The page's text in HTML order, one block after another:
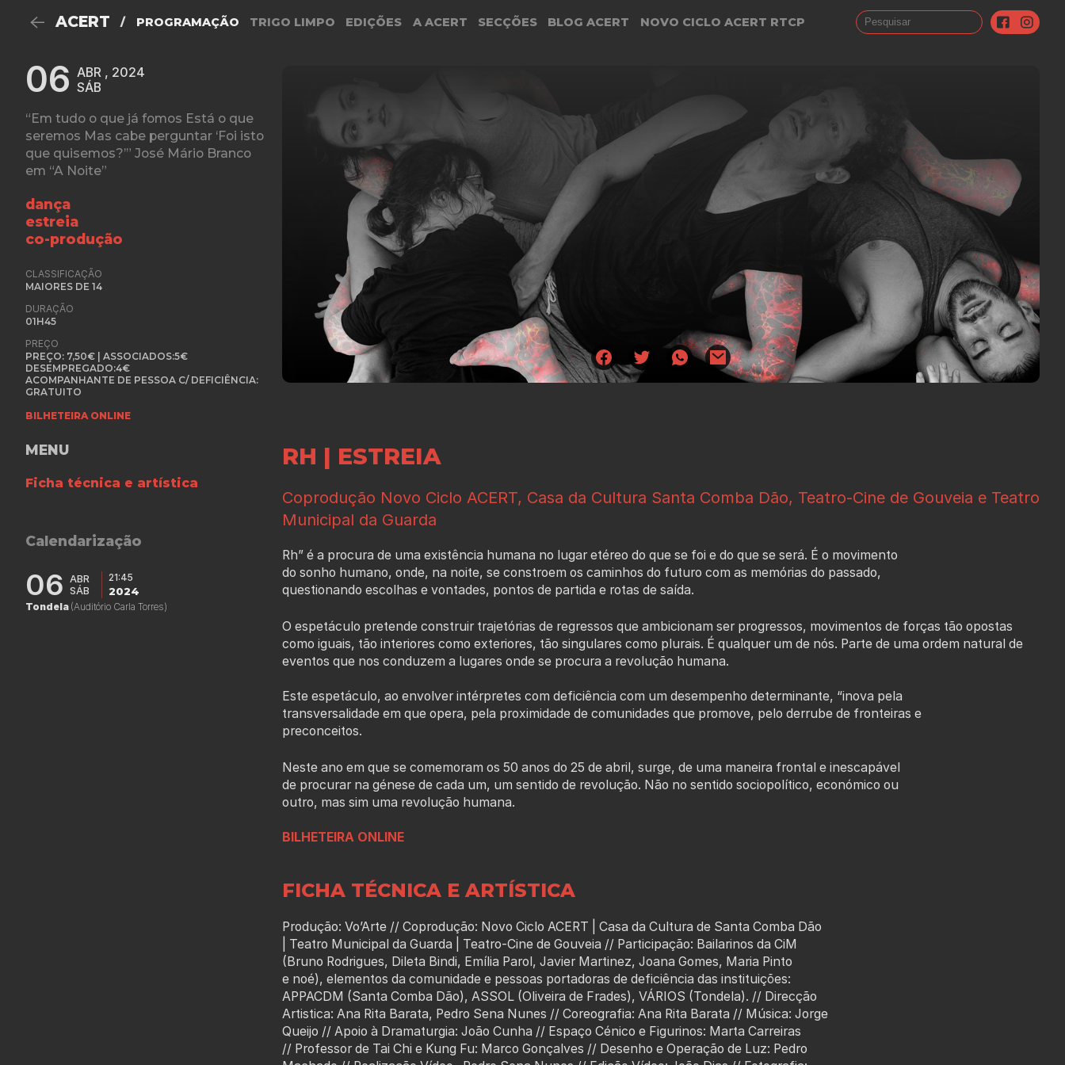
ACERT / PROGRAMAÇÃO TRIGO LIMPO EDIÇÕES A ACERT SECÇÕES BLOG ACERT NOVO CICLO ACERT RTCP
06 ABR , 2024
SÁB
“Em tudo o que já fomos Está o que
seremos Mas cabe perguntar ‘Foi isto
que quisemos?’” José Mário Branco
em “A Noite”
dança
estreia
co-produção
CLASSIFICAÇÃO
MAIORES DE 14
DURAÇÃO
01H45
PREÇO
PREÇO: 7,50€ | ASSOCIADOS:5€
DESEMPREGADO:4€
ACOMPANHANTE DE PESSOA C/ DEFICIÊNCIA:
GRATUITO
BILHETEIRA ONLINE
MENU
Ficha técnica e artística
Calendarização
06 ABR
SÁB
21:45
2024
Tondela (Auditório Carla Torres)
RH | ESTREIA
Coprodução Novo Ciclo ACERT, Casa da Cultura Santa Comba Dão, Teatro-Cine de Gouveia e Teatro
Municipal da Guarda
Rh” é a procura de uma existência humana no lugar etéreo do que se foi e do que se será. É o movimento
do sonho humano, onde, na noite, se constroem os caminhos do futuro com as memórias do passado,
questionando escolhas e vontades, pontos de partida e rotas de saída.
O espetáculo pretende construir trajetórias de regressos que ambicionam ser progressos, movimentos de forças tão opostas
como iguais, tão interiores como exteriores, tão singulares como plurais. É qualquer um de nós. Parte de uma ordem natural de
eventos que nos conduzem a lugares onde se procura a revolução humana.
Este espetáculo, ao envolver intérpretes com deficiência com um desempenho determinante, “inova pela
transversalidade em que opera, pela proximidade de comunidades que promove, pelo derrube de fronteiras e
preconceitos.
Neste ano em que se comemoram os 50 anos do 25 de abril, surge, de uma maneira frontal e inescapável
de procurar na génese de cada um, um sentido de revolução. Não no sentido sociopolítico, económico ou
outro, mas sim uma revolução humana.
BILHETEIRA ONLINE
FICHA TÉCNICA E ARTÍSTICA
Produção: Vo’Arte // Coprodução: Novo Ciclo ACERT | Casa da Cultura de Santa Comba Dão
| Teatro Municipal da Guarda | Teatro-Cine de Gouveia // Participação: Bailarinos da CiM
(Bruno Rodrigues, Dileta Bindi, Emília Parol, Javier Martinez, Joana Gomes, Maria Pinto
e noé), elementos da comunidade e pessoas portadoras de deficiência das instituições:
APPACDM (Santa Comba Dão), ASSOL (Oliveira de Frades), VÁRIOS (Tondela). // Direcção
Artistica: Ana Rita Barata, Pedro Sena Nunes // Coreografia: Ana Rita Barata // Música: Jorge
Queijo // Apoio à Dramaturgia: João Cunha // Espaço Cénico e Figurinos: Marta Carreiras
// Professor de Tai Chi e Kung Fu: Marco Gonçalves // Desenho e Operação de Luz: Pedro